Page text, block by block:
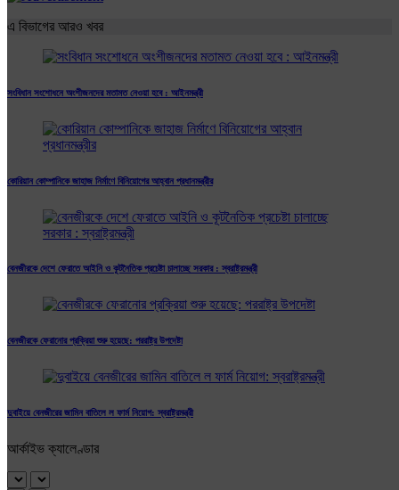
এ বিভাগের আরও খবর
সংবিধান সংশোধনে অংশীজনদের মতামত নেওয়া হবে : আইনমন্ত্রী
কোরিয়ান কোম্পানিকে জাহাজ নির্মাণে বিনিয়োগের আহ্বান প্রধানমন্ত্রীর
বেনজীরকে দেশে ফেরাতে আইনি ও কূটনৈতিক প্রচেষ্টা চালাচ্ছে সরকার : স্বরাষ্ট্রমন্ত্রী
বেনজীরকে ফেরানোর প্রক্রিয়া শুরু হয়েছে: পররাষ্ট্র উপদেষ্টা
দুবাইয়ে বেনজীরের জামিন বাতিলে ল ফার্ম নিয়োগ: স্বরাষ্ট্রমন্ত্রী
আর্কাইভ ক্যালেণ্ডার